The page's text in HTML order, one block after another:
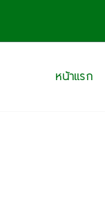
หน้าแรก